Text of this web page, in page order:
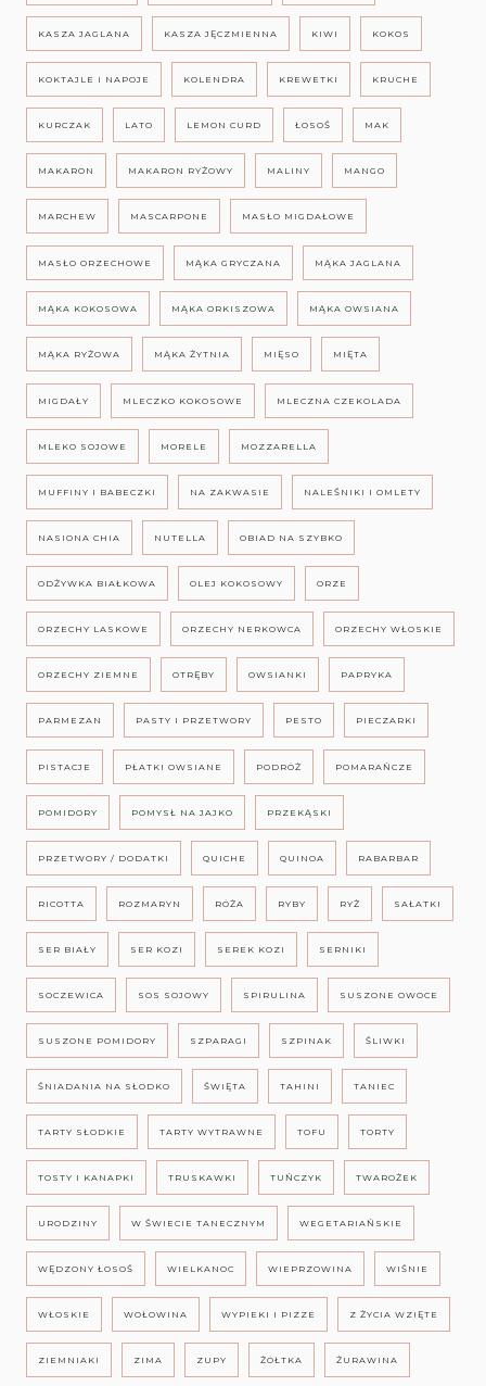
KASZA JAGLANA KASZA JĘCZMIENNA KIWI KOKOS
KOKTAJLE I NAPOJE KOLENDRA KREWETKI KRUCHE
KURCZAK LATO LEMON CURD ŁOSOŚ MAK
MAKARON MAKARON RYŻOWY MALINY MANGO
MARCHEW MASCARPONE MASŁO MIGDAŁOWE
MASŁO ORZECHOWE MĄKA GRYCZANA MĄKA JAGLANA
MĄKA KOKOSOWA MĄKA ORKISZOWA MĄKA OWSIANA
MĄKA RYŻOWA MĄKA ŻYTNIA MIĘSO MIĘTA
MIGDAŁY MLECZKO KOKOSOWE MLECZNA CZEKOLADA
MLEKO SOJOWE MORELE MOZZARELLA
MUFFINY I BABECZKI NA ZAKWASIE NALEŚNIKI I OMLETY
NASIONA CHIA NUTELLA OBIAD NA SZYBKO
ODŻYWKA BIAŁKOWA OLEJ KOKOSOWY ORZE
ORZECHY LASKOWE ORZECHY NERKOWCA ORZECHY WŁOSKIE
ORZECHY ZIEMNE OTRĘBY OWSIANKI PAPRYKA
PARMEZAN PASTY I PRZETWORY PESTO PIECZARKI
PISTACJE PŁATKI OWSIANE PODRÓŻ POMARAŃCZE
POMIDORY POMYSŁ NA JAJKO PRZEKĄSKI
PRZETWORY / DODATKI QUICHE QUINOA RABARBAR
RICOTTA ROZMARYN RÓŻA RYBY RYŻ SAŁATKI
SER BIAŁY SER KOZI SEREK KOZI SERNIKI
SOCZEWICA SOS SOJOWY SPIRULINA SUSZONE OWOCE
SUSZONE POMIDORY SZPARAGI SZPINAK ŚLIWKI
ŚNIADANIA NA SŁODKO ŚWIĘTA TAHINI TANIEC
TARTY SŁODKIE TARTY WYTRAWNE TOFU TORTY
TOSTY I KANAPKI TRUSKAWKI TUŃCZYK TWAROŻEK
URODZINY W ŚWIECIE TANECZNYM WEGETARIAŃSKIE
WĘDZONY ŁOSOŚ WIELKANOC WIEPRZOWINA WIŚNIE
WŁOSKIE WOŁOWINA WYPIEKI I PIZZE Z ŻYCIA WZIĘTE
ZIEMNIAKI ZIMA ZUPY ŻÓŁTKA ŻURAWINA